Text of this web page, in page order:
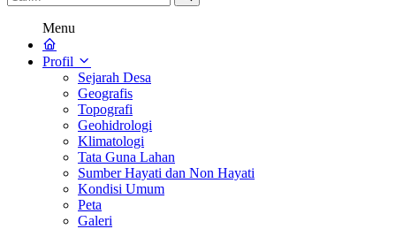
Menu
Profil
Sejarah Desa
Geografis
Topografi
Geohidrologi
Klimatologi
Tata Guna Lahan
Sumber Hayati dan Non Hayati
Kondisi Umum
Peta
Galeri